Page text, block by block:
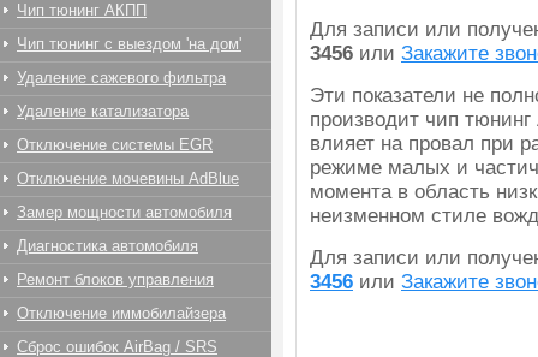
Для записи или
3456 или Закажите
Эти показатели не
производит чип
влияет на провал при
режиме малых и
момента в область
неизменном стиле
Для записи или
3456 или Закажите
Чип тюнинг АКПП
Чип тюнинг с выездом 'на дом'
Удаление сажевого фильтра
Удаление катализатора
Отключение системы EGR
Отключение мочевины AdBlue
Замер мощности автомобиля
Диагностика автомобиля
Ремонт блоков управления
Отключение иммобилайзера
Сброс ошибок AirBag / SRS